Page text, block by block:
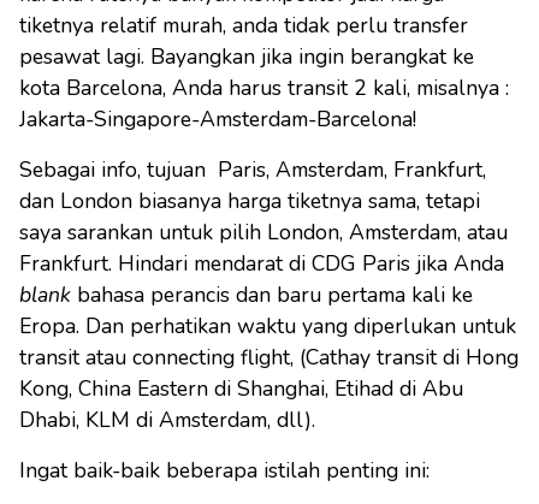
tiketnya relatif murah, anda tidak perlu transfer
pesawat lagi. Bayangkan jika ingin berangkat ke
kota Barcelona, Anda harus transit 2 kali, misalnya :
Jakarta-Singapore-Amsterdam-Barcelona!
Sebagai info, tujuan Paris, Amsterdam, Frankfurt,
dan London biasanya harga tiketnya sama, tetapi
saya sarankan untuk pilih London, Amsterdam, atau
Frankfurt. Hindari mendarat di CDG Paris jika Anda
blank bahasa perancis dan baru pertama kali ke
Eropa. Dan perhatikan waktu yang diperlukan untuk
transit atau connecting flight, (Cathay transit di Hong
Kong, China Eastern di Shanghai, Etihad di Abu
Dhabi, KLM di Amsterdam, dll).
Ingat baik-baik beberapa istilah penting ini: